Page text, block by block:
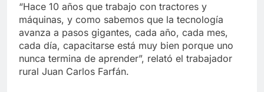
“Hace 10 años que trabajo con tractores y
máquinas, y como sabemos que la tecnología
avanza a pasos gigantes, cada año, cada mes,
cada día, capacitarse está muy bien porque uno
nunca termina de aprender”, relató el trabajador
rural Juan Carlos Farfán.